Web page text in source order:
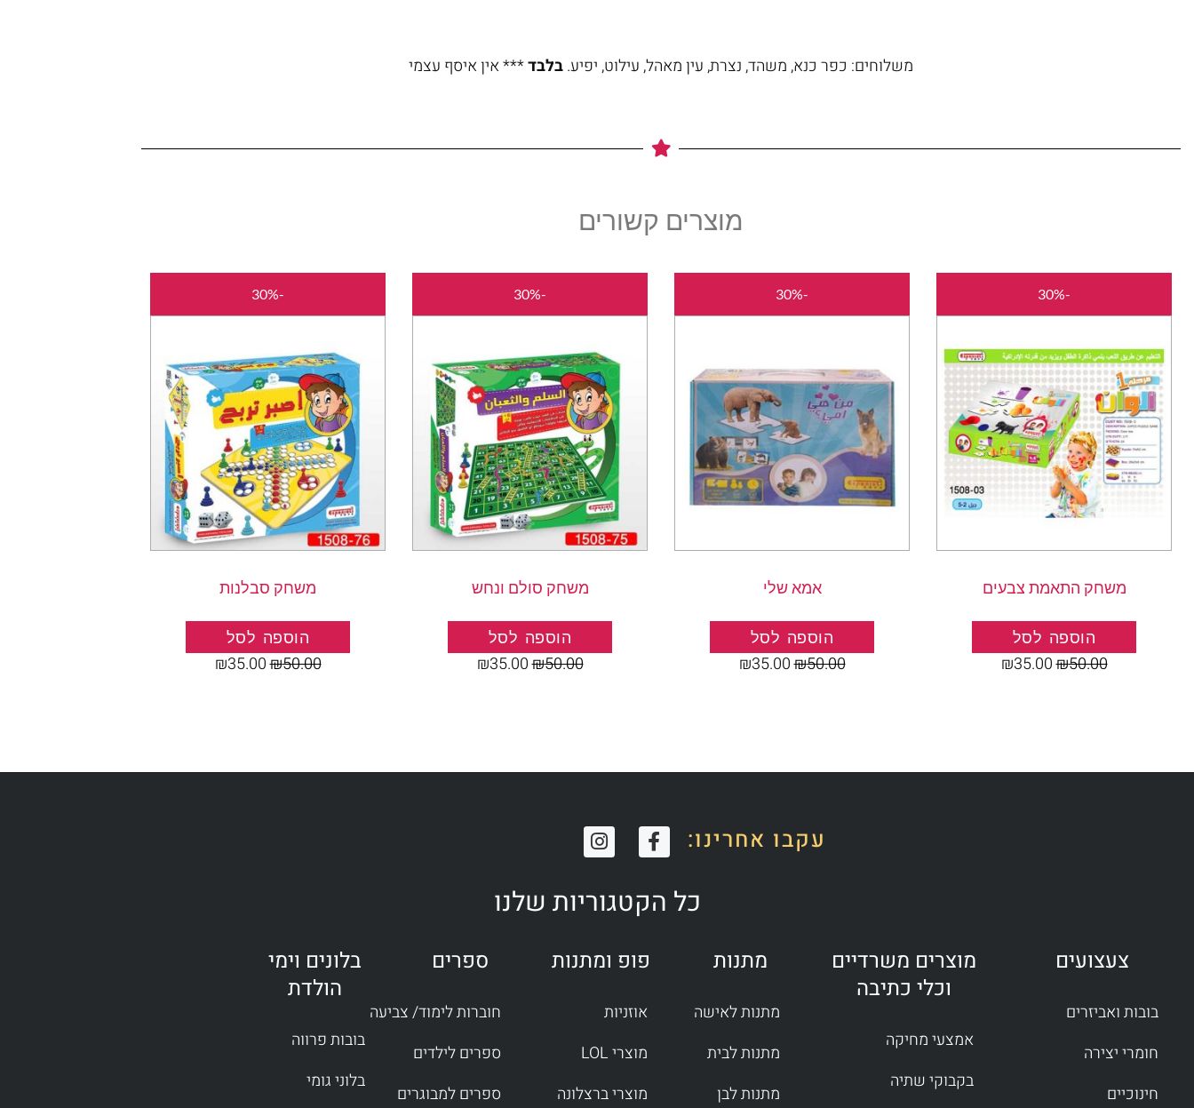
משלוחים: כפר כנא, משהד, נצרת, עין מאהל, עילוט, יפיע.בלבד*** אין איסף עצמי
מוצרים קשורים
-30%
משחק התאמת צבעים
הוספה לסל
₪50.00
המקורי
היה:
₪50.00.
₪35.00
הוא:
₪35.00.
-30%
אמא שלי
הוספה לסל
₪50.00
המקורי
היה:
₪35.00
הוא:
-30%
משחק סולם ונחש
הוספה לסל
₪50.00
המקורי
היה:
₪35.00
הוא:
-30%
משחק סבלנות
הוספה לסל
₪50.00
המקורי
היה:
₪35.00
הוא:
עקבו אחרינו:
F
a
e
b
o
k
I
n
t
a
r
a
כל הקטגוריות שלנו
צעצועים
בובות ואביזרים
חומרי יצירה
חינוכיים
מוצרים משרדיים
וכלי כתיבה
אמצעי מחיקה
בקבוקי שתיה
מתנות
מתנות לאישה
מתנות לבית
מתנות לבן
פופ ומתנות
אוזניות
מוצרי LOL
מוצרי ברצלונה
ספרים
חוברות לימוד/ צביעה
ספרים לילדים
ספרים למבוגרים
בלונים וימי
הולדת
בובות פרווה
בלוני גומי